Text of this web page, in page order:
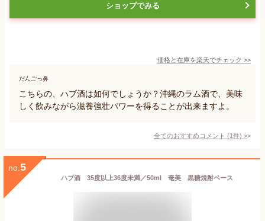
ショップでみる
価格と在庫を楽天でチェック >>
だんごっ鼻
こちらの、ハブ酒は如何でしょうか？沖縄のラム酒で、美味
しく飲みながら滋養強壮パワーを得ることが出来ますよ。
全てのおすすめコメント (1件) >
no. 5
ハブ酒 35度以上36度未満／50ml 奄美 黒糖焼酎ベース